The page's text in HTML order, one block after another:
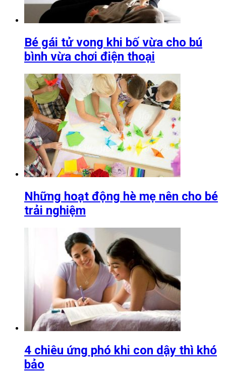
Bé gái tử vong khi bố vừa cho bú
bình vừa chơi điện thoại
Những hoạt động hè mẹ nên cho bé
trải nghiệm
4 chiêu ứng phó khi con dậy thì khó
bảo